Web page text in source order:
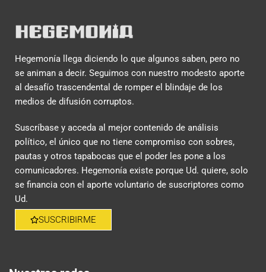
Hegemonía llega diciendo lo que algunos saben, pero no
se animan a decir. Seguimos con nuestro modesto aporte
al desafío trascendental de romper el blindaje de los
medios de difusión corruptos.
Suscríbase y acceda al mejor contenido de análisis
político, el único que no tiene compromiso con sobres,
pautas y otros tapabocas que el poder les pone a los
comunicadores. Hegemonía existe porque Ud. quiere, solo
se financia con el aporte voluntario de suscriptores como
Ud.
SUSCRIBIRME